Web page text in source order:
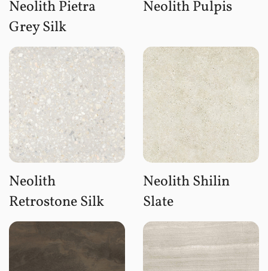
Neolith Pietra
Grey Silk
Neolith Pulpis
Neolith
Retrostone Silk
Neolith Shilin
Slate